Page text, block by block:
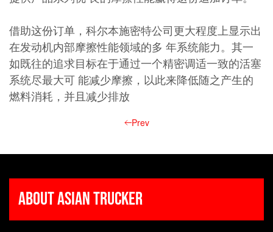
借助这份订单，科尔本施密特公司更大程度上显示出
在发动机内部摩擦性能领域的多 年系统能力。其一
如既往的追求目标在于通过一个精密调适一致的活塞
系统尽最大可 能减少摩擦，以此来降低随之产生的
燃料消耗，并且减少排放
Prev
About Asian Trucker